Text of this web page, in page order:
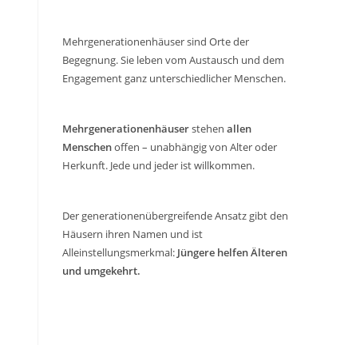
Mehrgenerationenhäuser sind Orte der
Begegnung. Sie leben vom Austausch und dem
Engagement ganz unterschiedlicher Menschen.
Mehrgenerationenhäuserstehen allen
Menschenoffen – unabhängig von Alter oder
Herkunft. Jede und jeder ist willkommen.
Der generationenübergreifende Ansatz gibt den
Häusern ihren Namen und ist
Alleinstellungsmerkmal: Jüngere helfen Älteren
und umgekehrt.